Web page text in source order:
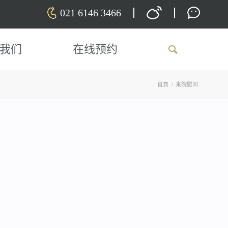
021 6146 3466
们 在线预约
首頁 / 来院慰问